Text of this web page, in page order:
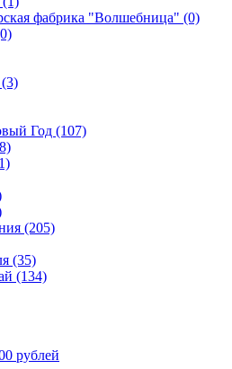
фабрика "Волшебница" (0)
(3)
Год (107)
(205)
(35)
(134)
рублей